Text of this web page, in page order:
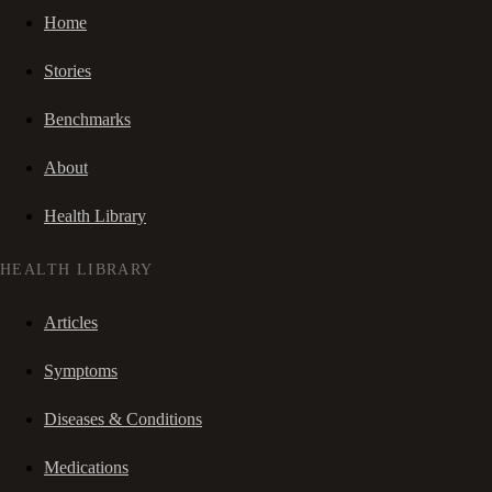
Home
Stories
Benchmarks
About
Health Library
HEALTH LIBRARY
Articles
Symptoms
Diseases & Conditions
Medications